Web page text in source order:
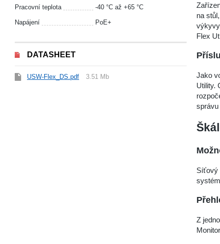
Pracovní teplota -40 °С až +65 °С
Napájení PoE+
DATASHEET
USW-Flex_DS.pdf 3.51 Mb
na
Flex
Jako
Utility.
Síťový
Z